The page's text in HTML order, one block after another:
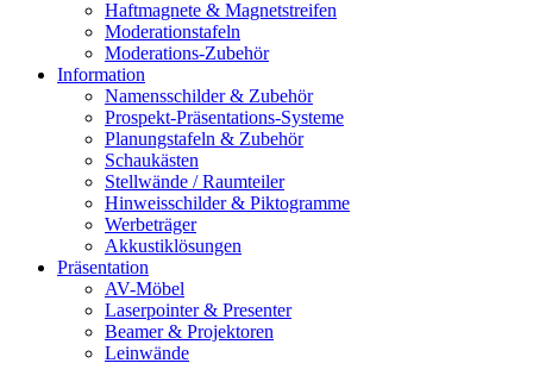
Haftmagnete & Magnetstreifen
Moderationstafeln
Moderations-Zubehör
Information
Namensschilder & Zubehör
Prospekt-Präsentations-Systeme
Planungstafeln & Zubehör
Schaukästen
Stellwände / Raumteiler
Hinweisschilder & Piktogramme
Werbeträger
Akkustiklösungen
Präsentation
AV-Möbel
Laserpointer & Presenter
Beamer & Projektoren
Leinwände